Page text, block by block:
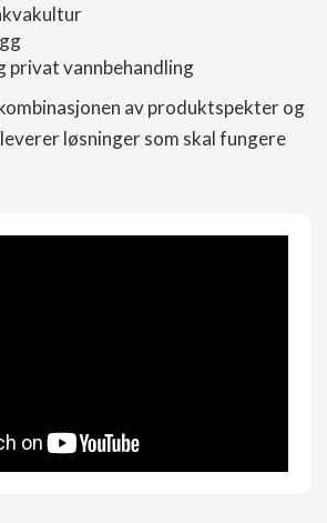
privat vannbehandling
av produktspekter og
løsninger som skal fungere